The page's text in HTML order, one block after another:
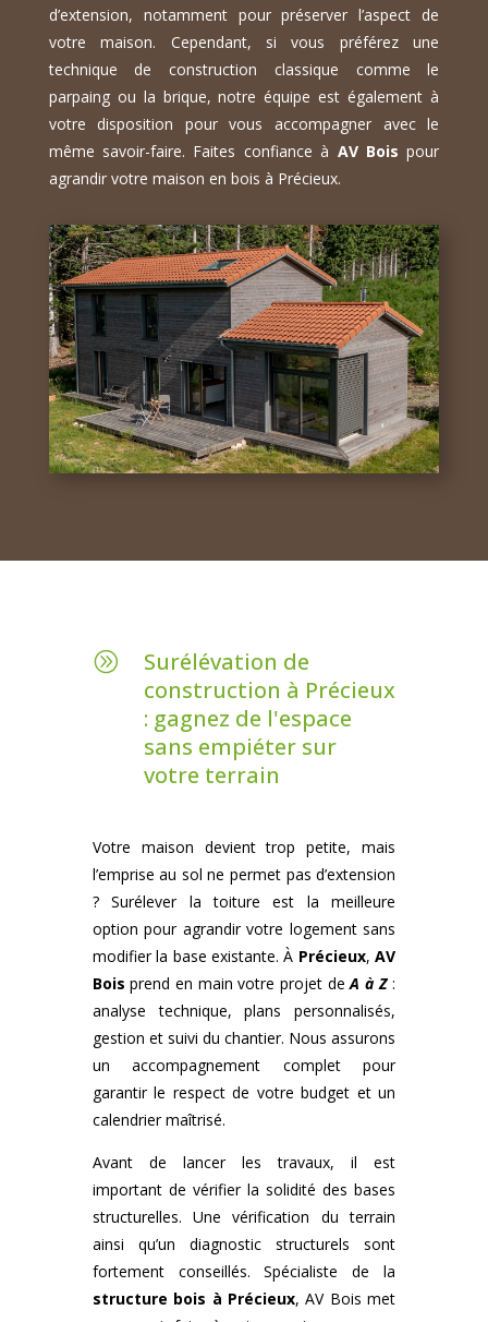
d’extension, notamment pour préserver l’aspect de
votre maison. Cependant, si vous préférez une
technique de construction classique comme le
parpaing ou la brique, notre équipe est également à
votre disposition pour vous accompagner avec le
même savoir-faire. Faites confiance à AV Bois pour
agrandir votre maison en bois à Précieux.
A
Surélévation de
construction à Précieux
: gagnez de l'espace
sans empiéter sur
votre terrain
Votre maison devient trop petite, mais
l’emprise au sol ne permet pas d’extension
? Surélever la toiture est la meilleure
option pour agrandir votre logement sans
modifier la base existante. À Précieux,AV
Bois prend en main votre projet deA à Z:
analyse technique, plans personnalisés,
gestion et suivi du chantier. Nous assurons
un accompagnement complet pour
garantir le respect de votre budget et un
calendrier maîtrisé.
Avant de lancer les travaux, il est
important de vérifier la solidité des bases
structurelles. Une vérification du terrain
ainsi qu’un diagnostic structurels sont
fortement conseillés. Spécialiste de la
structure bois à Précieux, AV Bois met